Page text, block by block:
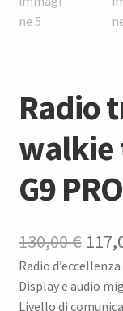
Radio
walkie
G9
130,00€ Il
Radio
Display e audio
Livello di